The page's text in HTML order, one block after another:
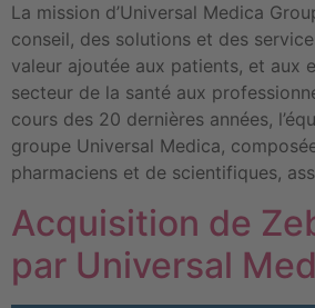
La mission d’Universal Medica
conseil, des solutions et des
valeur ajoutée aux patients, et aux
secteur de la santé aux
cours des 20 dernières années,
groupe Universal Medica,
pharmaciens et de scientifiques,
Acquisition de
par Universal